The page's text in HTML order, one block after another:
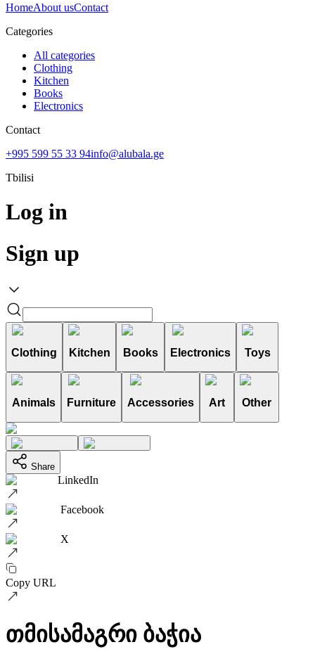
HomeAbout usContact
Categories
All categories
Clothing
Kitchen
Books
Electronics
Contact
+995 599 55 33 94info@alubala.ge
Tbilisi
Log in
Sign up
Clothing Kitchen Books Electronics Toys
Animals Furniture Accessories Art Other
Share
LinkedIn
Facebook
X
Copy URL
თმისამაგრი ბაჭია